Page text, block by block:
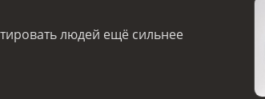
людей ещё сильнее